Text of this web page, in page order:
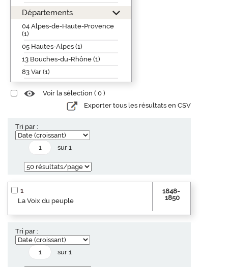
Départements
04 Alpes-de-Haute-Provence
(1)
05 Hautes-Alpes (1)
13 Bouches-du-Rhône (1)
83 Var (1)
Voir la sélection ( 0 )
Exporter tous les résultats en CSV
Tri par :
sur 1
1
La Voix du peuple
1848-
1850
Tri par :
sur 1